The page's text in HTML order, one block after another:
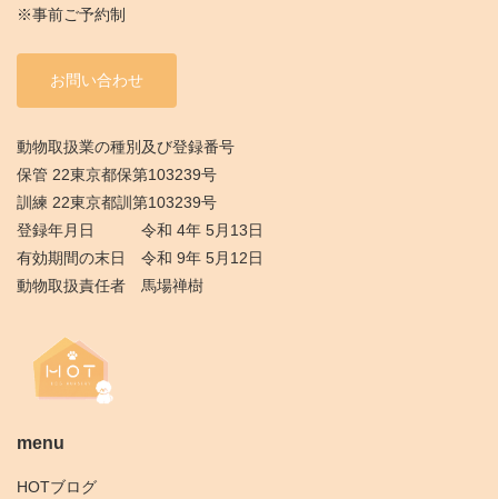
※事前ご予約制
お問い合わせ
動物取扱業の種別及び登録番号
保管 22東京都保第103239号
訓練 22東京都訓第103239号
登録年月日 令和 4年 5月13日
有効期間の末日 令和 9年 5月12日
動物取扱責任者 馬場禅樹
menu
HOTブログ